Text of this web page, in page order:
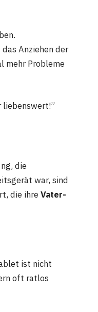
Anziehen der
mehr Probleme
liebenswert!”
die
war, sind
die ihre Vater-
ist nicht
oft ratlos